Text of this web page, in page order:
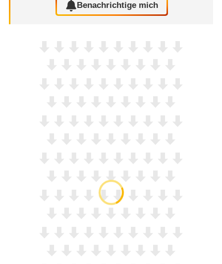
Benachrichtige mich